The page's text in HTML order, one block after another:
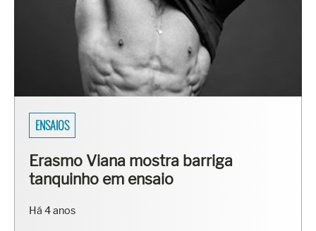
SARADOS DO BRASIL
Fisiculturistas Lucas Luz e Vinícius
Ribeiro mostram os corpos sarados